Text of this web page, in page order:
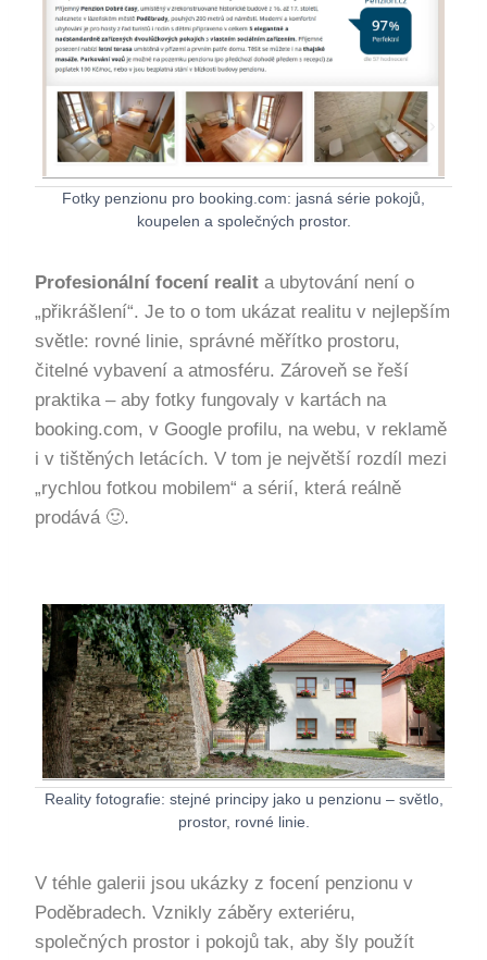
Fotky penzionu pro booking.com: jasná série pokojů,
koupelen a společných prostor.
Profesionální focení realit a ubytování není o
„přikrášlení“. Je to o tom ukázat realitu v nejlepším
světle: rovné linie, správné měřítko prostoru,
čitelné vybavení a atmosféru. Zároveň se řeší
praktika – aby fotky fungovaly v kartách na
booking.com, v Google profilu, na webu, v reklamě
i v tištěných letácích. V tom je největší rozdíl mezi
„rychlou fotkou mobilem“ a sérií, která reálně
prodává 🙂.
Reality fotografie: stejné principy jako u penzionu – světlo,
prostor, rovné linie.
V téhle galerii jsou ukázky z focení penzionu v
Poděbradech. Vznikly záběry exteriéru,
společných prostor i pokojů tak, aby šly použít